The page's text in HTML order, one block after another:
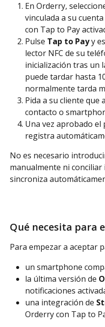
En Orderry,
vinculada a su
con Tap to Pay
Pulse Tap to Pay y
lector NFC de su
inicialización tras un
puede tardar hasta
normalmente tarda
Pida a su cliente que
contacto o
Una vez aprobado el
registra
No es necesario
manualmente ni
sincroniza
Qué necesita para
Para empezar a aceptar
un smartphone
la última versión de
notificaciones
una integración de
Orderry con Tap to